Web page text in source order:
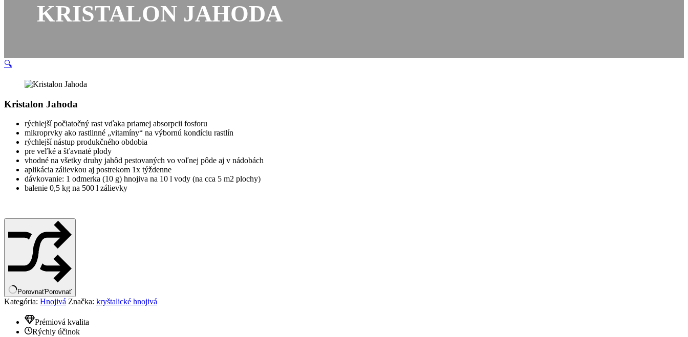
KRISTALON JAHODA
🔍
Kristalon Jahoda
rýchlejší počiatočný rast vďaka priamej absorpcii fosforu
mikroprvky ako rastlinné „vitamíny“ na výbornú kondíciu rastlín
rýchlejší nástup produkčného obdobia
pre veľké a šťavnaté plody
vhodné na všetky druhy jahôd pestovaných vo voľnej pôde aj v nádobách
aplikácia zálievkou aj postrekom 1x týždenne
dávkovanie: 1 odmerka (10 g) hnojiva na 10 l vody (na cca 5 m2 plochy)
balenie 0,5 kg na 500 l zálievky
PorovnaťPorovnať
Kategória: Hnojivá Značka: kryštalické hnojivá
Prémiová kvalita
Rýchly účinok